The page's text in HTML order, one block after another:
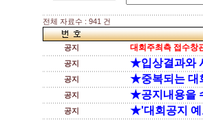
전체 자료수 : 941 건
공지 대회주최측 접수창
공지 ★입상결과와
공지 ★중복되는 대
공지 ★공지내용을
공지 ★'대회공지 예